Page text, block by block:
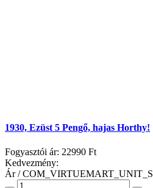
1930, Ezüst 5 Pengő, hajas Horthy!
Fogyasztói ár: 22990 Ft
Kedvezmény:
Ár /